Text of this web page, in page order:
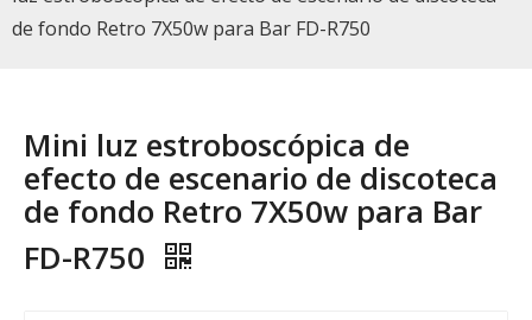
de fondo Retro 7X50w para Bar FD-R750
Mini luz estroboscópica de
efecto de escenario de discoteca
de fondo Retro 7X50w para Bar
FD-R750